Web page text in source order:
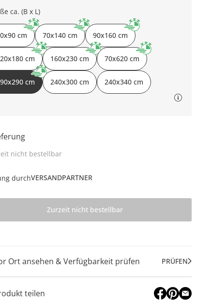
ca. (B x L)
cm 70x140 cm 90x160 cm
cm 160x230 cm 70x620 cm
cm 240x300 cm 240x340 cm
nicht bestellbar
durchVERSANDPARTNER
Zurzeit nicht bestellbar
Ort ansehen & Verfügbarkeit prüfen PRÜFEN
teilen